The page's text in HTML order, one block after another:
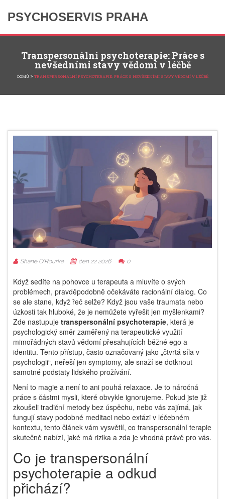
PSYCHOSERVIS PRAHA
Transpersonální psychoterapie: Práce s
nevšedními stavy vědomí v léčbě
DOMŮ > TRANSPERSONÁLNÍ PSYCHOTERAPIE: PRÁCE S NEVŠEDNÍMI STAVY VĚDOMÍ V LÉČBĚ
Shane O'Rourke čen 22 2026 0
Když sedíte na pohovce u terapeuta a mluvíte o svých
problémech, pravděpodobně očekáváte racionální dialog. Co
se ale stane, když řeč selže? Když jsou vaše traumata nebo
úzkosti tak hluboké, že je nemůžete vyřešit jen myšlenkami?
Zde nastupuje transpersonální psychoterapie, která je
psychologický směr zaměřený na terapeutické využití
mimořádných stavů vědomí přesahujících běžné ego a
identitu. Tento přístup, často označovaný jako „čtvrtá síla v
psychologii“, neřeší jen symptomy, ale snaží se dotknout
samotné podstaty lidského prožívání.
Není to magie a není to ani pouhá relaxace. Je to náročná
práce s částmi mysli, které obvykle ignorujeme. Pokud jste již
zkoušeli tradiční metody bez úspěchu, nebo vás zajímá, jak
fungují stavy podobné meditaci nebo extázi v léčebném
kontextu, tento článek vám vysvětlí, co transpersonální terapie
skutečně nabízí, jaké má rizika a zda je vhodná právě pro vás.
Co je transpersonální
psychoterapie a odkud
přichází?